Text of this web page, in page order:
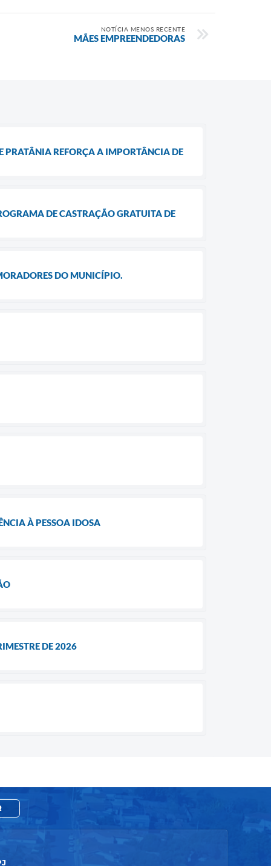
NOTÍCIA MENOS RECENTE
MÃES EMPREENDEDORAS
PRATÂNIA REFORÇA A IMPORTÂNCIA DE
DE CASTRAÇÃO GRATUITA DE
DO MUNICÍPIO.
À PESSOA IDOSA
DE 2026